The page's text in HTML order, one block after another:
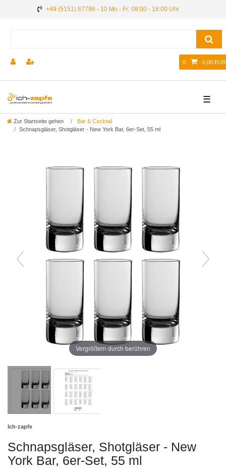
+49 (5151) 87798 - 10 Mo - Fr: 08:00 - 18:00 Uhr
0 0,00 EUR
☰
Zur Startseite gehen
Bar & Cocktail
Schnapsgläser, Shotgläser - New York Bar, 6er-Set, 55 ml
Vergrößern durch berühren
Ich-zapfe
Schnapsgläser, Shotgläser - New
York Bar, 6er-Set, 55 ml